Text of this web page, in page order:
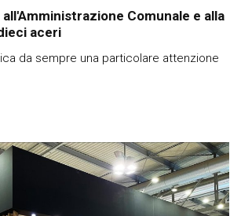
Comunale e alla
aceri
da sempre una particolare attenzione